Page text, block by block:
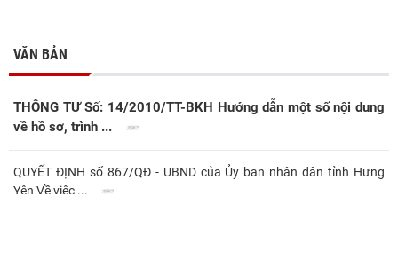
VĂN BẢN
THÔNG TƯ Số: 14/2010/TT-BKH Hướng dẫn một số nội dung
về hồ sơ, trình ...
QUYẾT ĐỊNH số 867/QĐ - UBND của Ủy ban nhân dân tỉnh Hưng
Yên Về việc ...